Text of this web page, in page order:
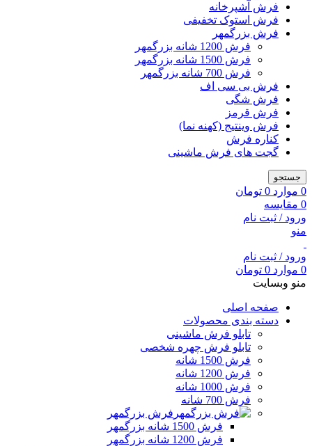
فرش آشپرخانه
فرش استوک تخفیفی
فرش بزرگمهر
فرش 1200 شانه بزرگمهر
فرش 1500 شانه بزرگمهر
فرش 700 شانه بزرگمهر
فرش بی سی اف
فرش شگی
فرش قرمز
فرش وینتیج (کهنه نما)
کناره فرش
گجت های فرش ماشینی
جستجو
0 موارد 0 تومان
0 مقایسه
ورود / ثبت نام
منو
ورود / ثبت نام
0 موارد 0 تومان
منو وبسایت
صفحه اصلی
دسته بندی محصولات
تابلو فرش ماشینی
تابلو فرش چهره شخصی
فرش 1500 شانه
فرش 1200 شانه
فرش 1000 شانه
فرش 700 شانه
فرش بزرگمهر
فرش 1500 شانه بزرگمهر
فرش 1200 شانه بزرگمهر